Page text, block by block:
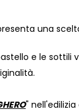
una
e le
"